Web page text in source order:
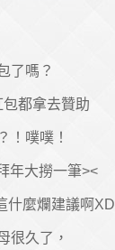
了嗎？
都拿去贊助
！噗噗！
年大撈一筆><
什麼爛建議啊XD
很久了，